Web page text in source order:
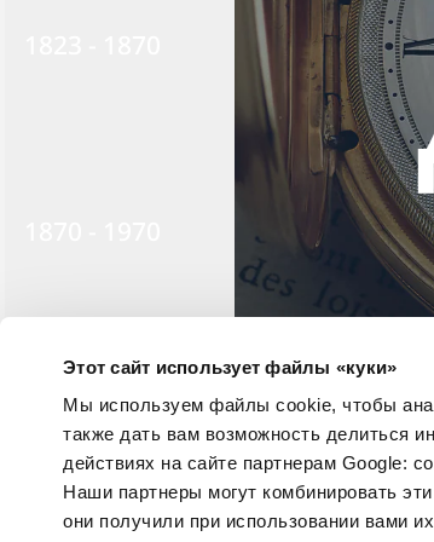
Этот сайт использует файлы «куки»
Мы используем файлы cookie, чтобы
также дать вам возможность делиться
действиях на сайте партнерам Google:
Наши партнеры могут комбинировать
они получили при использовании вами
1970 - 1999